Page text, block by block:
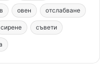
b
e
g
r
m
m
овен отслабване
сирене съвети